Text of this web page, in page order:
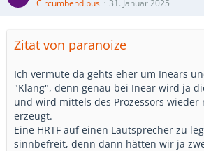
Circumbendibus 31. Januar 2025
Zitat von paranoize
Ich vermute da gehts eher um Inears
"Klang", denn genau bei Inear wird ja
und wird mittels des Prozessors wieder
erzeugt.
Eine HRTF auf einen Lautsprecher zu
sinnbefreit, denn dann hätten wir ja